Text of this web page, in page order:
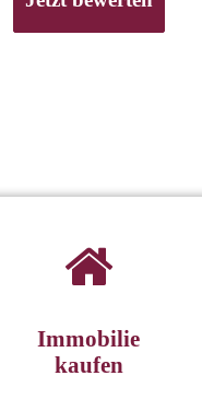
Immobilie
kaufen